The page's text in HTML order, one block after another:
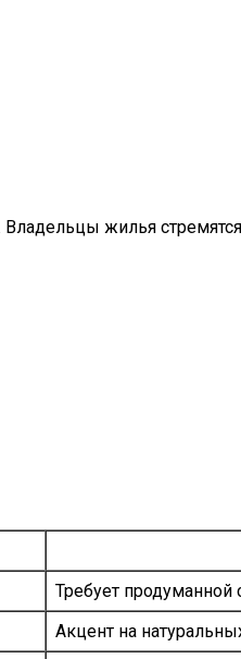
жилья
Требует продуманной
Акцент на